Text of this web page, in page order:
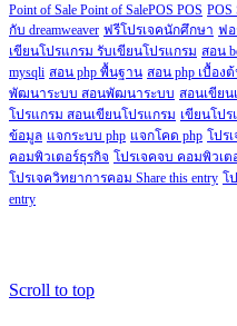
Point of Sale Point of SalePOS POS POS
กับ dreamweaver ฟรีโปรเจคนักศึกษา ฟอ
เขียนโปรแกรม รับเขียนโปรแกรม สอน
mysqli สอน php พื้นฐาน สอน php เบื้อง
พัฒนาระบบ สอนพัฒนาระบบ สอนเขียน
โปรแกรม สอนเขียนโปรแกรม เขียนโป
ข้อมูล แจกระบบ php แจกโคด php โปร
คอมพิวเตอร์ธุรกิจ โปรเจคจบ คอมพิวเต
โปรเจควิทยาการคอม Share this entry โ
entry
Scroll to top